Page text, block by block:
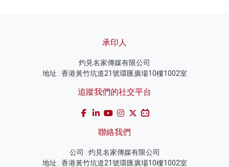
承印人
灼見名家傳媒有限公司
地址 : 香港黃竹坑道21號環匯廣場10樓1002室
追蹤我們的社交平台
聯絡我們
公司 : 灼見名家傳媒有限公司
地址 : 香港黃竹坑道21號環匯廣場10樓1002室